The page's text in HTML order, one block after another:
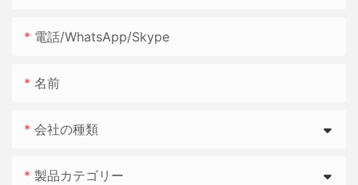
電話/WhatsApp/Skype
名前
会社の種類
製品カテゴリー